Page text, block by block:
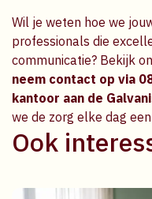
Wil je weten hoe we
professionals die
communicatie? Bekijk
neem contact op via
kantoor aan de
we de zorg elke dag
Ook